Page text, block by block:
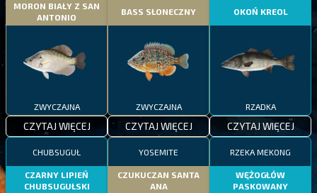
MORON BIAŁY Z SAN
ANTONIO
ZWYCZAJNA
CZYTAJ WIĘCEJ
BASS SŁONECZNY
ZWYCZAJNA
CZYTAJ WIĘCEJ
OKOŃ KREOL
RZADKA
CZYTAJ WIĘCEJ
CHUBSUGUŁ
CZARNY LIPIEŃ
CHUBSUGUŁSKI
YOSEMITE
CZUKUCZAN SANTA
ANA
RZEKA MEKONG
WĘŻOGŁÓW
PASKOWANY